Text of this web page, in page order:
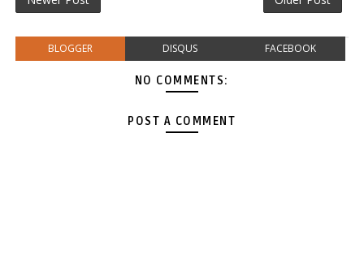
BLOGGER DISQUS FACEBOOK
NO COMMENTS:
POST A COMMENT